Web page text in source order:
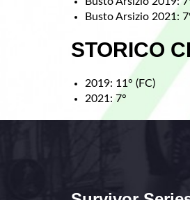
Busto Arsizio 2021:
STORICO
2019: 11° (FC)
2021: 7°